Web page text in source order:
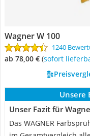
Wagner W 100
1240
ab 78,00 € ( Sofort
Unsere
Unser Fazit für
Das WAGNER